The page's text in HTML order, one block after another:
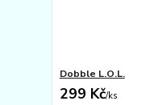
Dobble L.O.L.
299 Kč/ks